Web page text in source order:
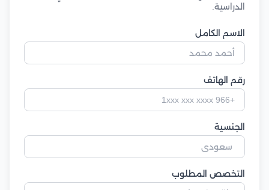
الدراسية.
الاسم الكامل
رقم الهاتف
الجنسية
التخصص المطلوب